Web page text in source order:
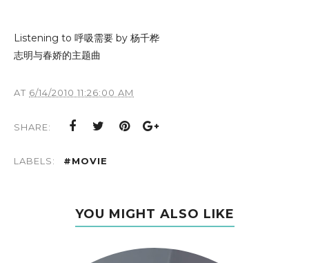
Listening to 呼吸需要 by 杨千桦
志明与春娇的主题曲
AT 6/14/2010 11:26:00 AM
SHARE:
LABELS: #MOVIE
YOU MIGHT ALSO LIKE